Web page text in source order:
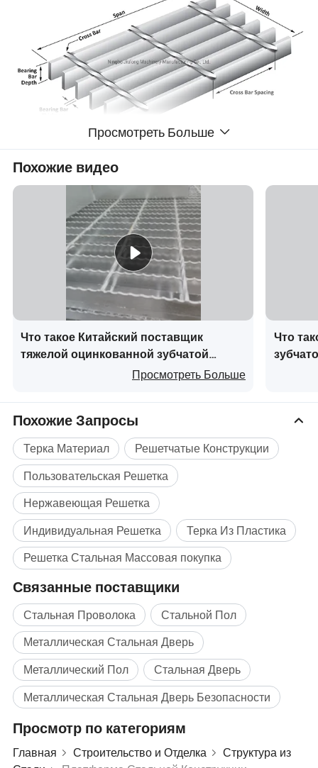
Просмотреть Больше
Похожие видео
Что такое Китайский поставщик
тяжелой оцинкованной зубчатой
стальной решетки для промышленных
Просмотреть Больше
Что
Похожие Запросы
Терка Материал
Решетчатые Конструкции
Пользовательская Решетка
Нержавеющая Решетка
Индивидуальная Решетка
Терка Из Пластика
Решетка Стальная Массовая покупка
Связанные поставщики
Стальная Проволока
Стальной Пол
Металлическая Стальная Дверь
Металлический Пол
Стальная Дверь
Металлическая Стальная Дверь Безопасности
Просмотр по категориям
Главная Строительство и Отделка
Структура из